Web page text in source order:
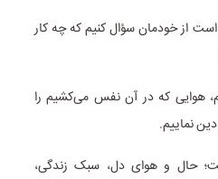
از خودمان سؤال کنیم که چه کار
هوایی که در آن نفس می‌کشیم را
نماییم.
حال و هوای دل، سبک زندگی،